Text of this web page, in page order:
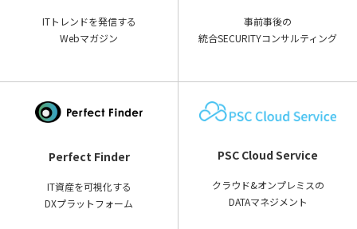
ITトレンドを発信する
Webマガジン
事前事後の
統合SECURITYコンサルティング
Perfect Finder
IT資産を可視化する
DXプラットフォーム
PSC Cloud Service
クラウド&オンプレミスの
DATAマネジメント